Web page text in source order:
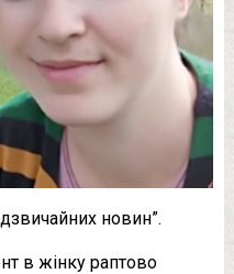
новин”.
в жінку раптово